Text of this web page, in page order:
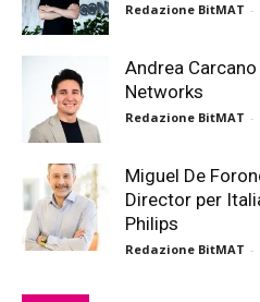
Redazione BitMAT -
Andrea
Networks
Redazione BitMAT -
Miguel De
Director per
Philips
Redazione BitMAT -